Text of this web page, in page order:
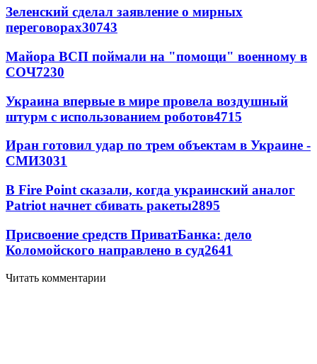
Зеленский сделал заявление о мирных
переговорах30743
Майора ВСП поймали на "помощи" военному в
СОЧ7230
Украина впервые в мире провела воздушный
штурм с использованием роботов4715
Иран готовил удар по трем объектам в Украине -
СМИ3031
В Fire Point сказали, когда украинский аналог
Patriot начнет сбивать ракеты2895
Присвоение средств ПриватБанка: дело
Коломойского направлено в суд2641
Читать комментарии